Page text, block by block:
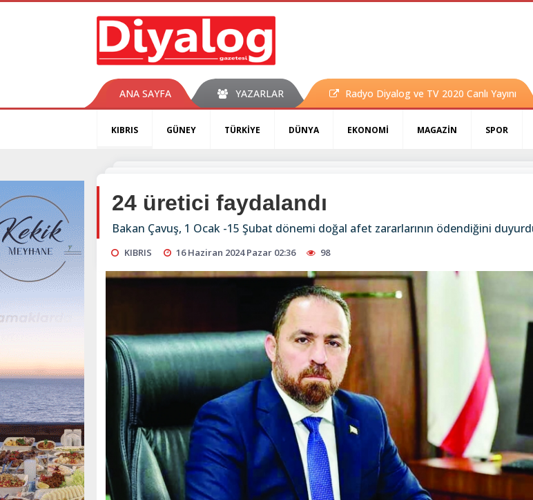
ANA SAYFA YAZARLAR Radyo Diyalog ve TV 2020 Canlı Yayını
KIBRIS GÜNEY TÜRKİYE DÜNYA EKONOMİ MAGAZİN SPOR
24 üretici faydalandı
Bakan Çavuş, 1 Ocak -15 Şubat dönemi doğal afet zararlarının ödendiğini
KIBRIS 16 Haziran 2024 Pazar 02:36 98